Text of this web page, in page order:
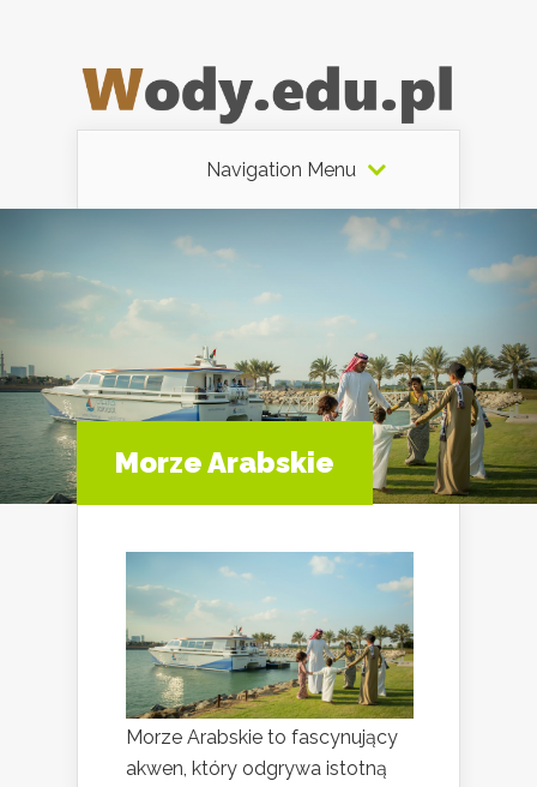
Navigation Menu
Morze Arabskie
Morze Arabskie to fascynujący
akwen, który odgrywa istotną